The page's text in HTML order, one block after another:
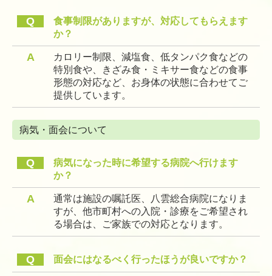
Q
食事制限がありますが、対応してもらえます
か？
A
カロリー制限、減塩食、低タンパク食などの
特別食や、きざみ食・ミキサー食などの食事
形態の対応など、お身体の状態に合わせてご
提供しています。
病気・面会について
Q
病気になった時に希望する病院へ行けます
か？
A
通常は施設の嘱託医、八雲総合病院になりま
すが、他市町村への入院・診療をご希望され
る場合は、ご家族での対応となります。
Q 面会にはなるべく行ったほうが良いですか？